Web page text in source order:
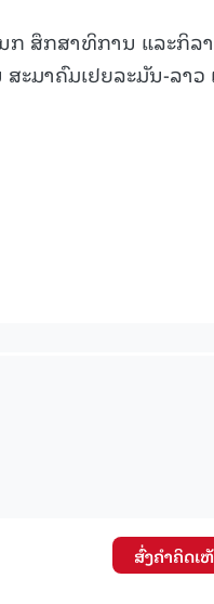
ກ ສຶກສາທິການ ແລະກິລາ
ະມາຄົມເຢຍລະມັນ-ລາວ
ສົ່ງຄໍາຄິດເ